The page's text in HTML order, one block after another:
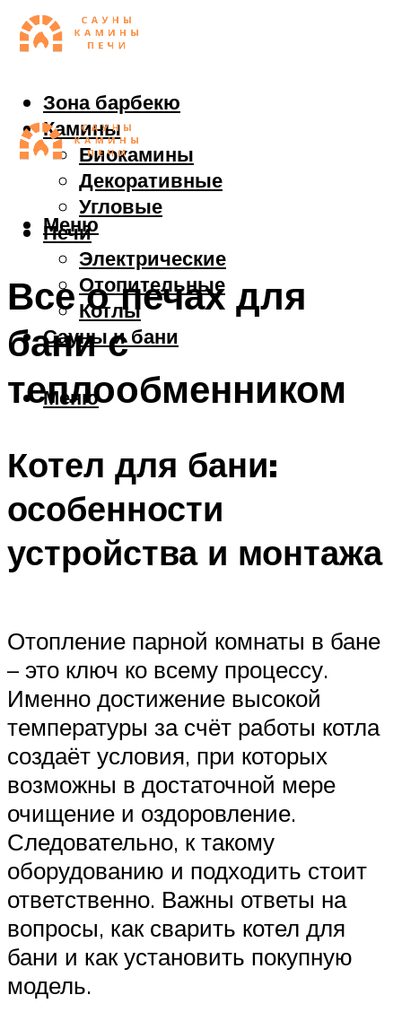
Зона барбекю
Камины
Биокамины
Декоративные
Угловые
Печи
Электрические
Отопительные
Котлы
Сауны и бани
Меню
Меню
Все о печах для
бани с
теплообменником
Котел для бани:
особенности
устройства и монтажа
Отопление парной комнаты в бане
– это ключ ко всему процессу.
Именно достижение высокой
температуры за счёт работы котла
создаёт условия, при которых
возможны в достаточной мере
очищение и оздоровление.
Следовательно, к такому
оборудованию и подходить стоит
ответственно. Важны ответы на
вопросы, как сварить котел для
бани и как установить покупную
модель.